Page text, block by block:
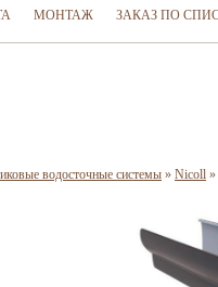
МОНТАЖ ЗАКАЗ ПО
водосточные системы » Nicoll »